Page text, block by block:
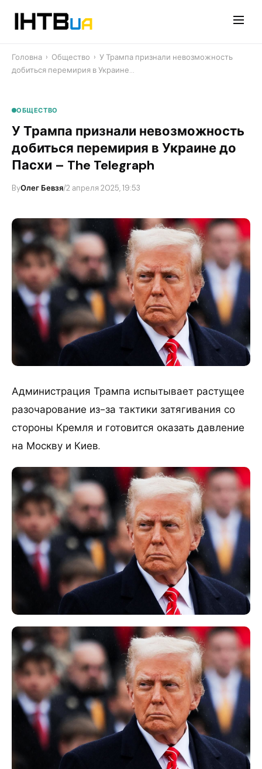
Головна › Общество › У Трампа признали невозможность
добиться перемирия в Украине…
ОБЩЕСТВО
У Трампа признали невозможность
добиться перемирия в Украине до
Пасхи – The Telegraph
ByОлег Бевзя/2 апреля 2025, 19:53
Администрация Трампа испытывает растущее
разочарование из-за тактики затягивания со
стороны Кремля и готовится оказать давление
на Москву и Киев.